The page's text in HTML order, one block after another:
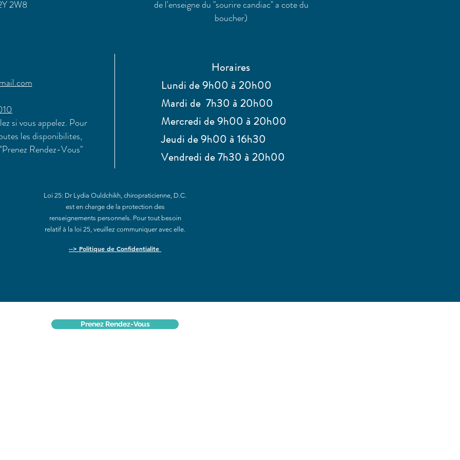
2W8
si vous appelez. Pour
les disponibilites,
Rendez-Vous"
de l'enseigne du "sourire candiac" a cote du
boucher)
Horaires
Lundi de 9h00 à 20h00
Mardi de 7h30 à 20h00
Mercredi de 9h00 à 20h00
Jeudi de 9h00 à 16h30
Vendredi de 7h30 à 20h00
Loi 25: Dr Lydia Ouldchikh, chiropraticienne, D.C.
est en charge de la protection des
renseignements personnels. Pour tout besoin
relatif à la loi 25, veuillez communiquer avec elle.
--> Politique de Confidentialite
Prenez Rendez-Vous